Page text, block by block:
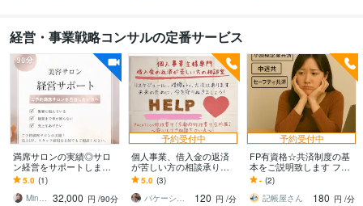
経営・事業戦略コンサルの定番サービス
満席サロンの実績◎サロ
ン経営をサポートします
売上UP、スタッフ雇用な
どなんでもOK！
5.0 (1)
Mina＠Salonコンサル 32,000 円 /90分
予約受付中
個人事業、借入金の返済
が苦しい方の相談承りま
す 融資金の借換やリスケ
ジュール(契約条件の変更)
を基本にします
5.0 (3)
バケーション行政書士事務所
120 円 /分
予約受付中
FP有資格☆共済制度の基
本をご説明致します フリ
ーランスのお悩み相談☆
小規模共済・中退共・セ
ーフティ共済
- (2)
記帳屋さん
180 円 /分